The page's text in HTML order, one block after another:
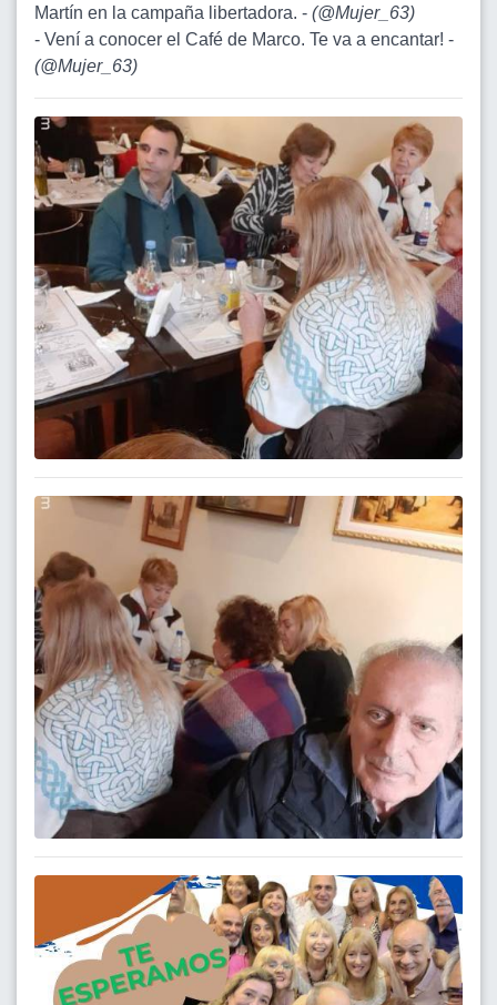
Martín en la campaña libertadora. - (@Mujer_63)
- Vení a conocer el Café de Marco. Te va a encantar! -
(@Mujer_63)